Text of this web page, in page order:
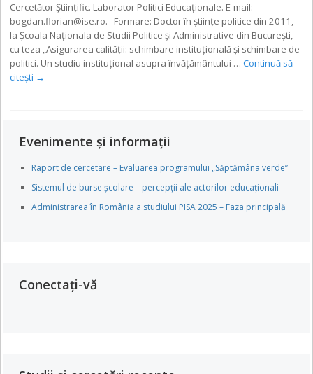
Cercetător Științific. Laborator Politici Educaționale. E-mail:
bogdan.florian@ise.ro. Formare: Doctor în ştiinţe politice din 2011,
la Şcoala Naţionala de Studii Politice şi Administrative din Bucureşti,
cu teza „Asigurarea calităţii: schimbare instituţională şi schimbare de
politici. Un studiu instituţional asupra învăţământului …Continuă să
citești →
Evenimente și informații
Raport de cercetare – Evaluarea programului „Săptămâna verde”
Sistemul de burse școlare – percepții ale actorilor educaționali
Administrarea în România a studiului PISA 2025 – Faza principală
Conectați-vă